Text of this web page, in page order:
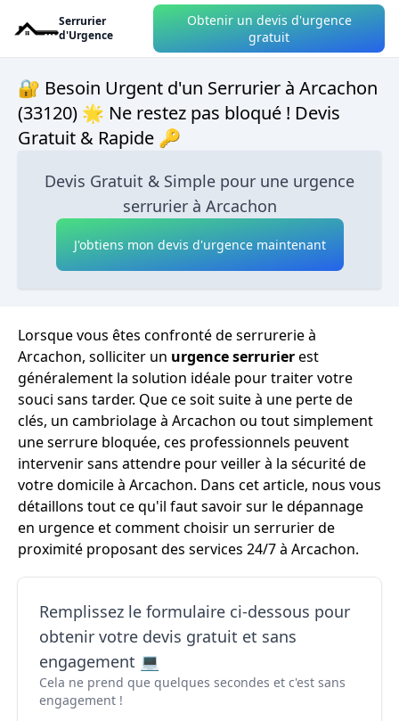
Serrurier
d'Urgence
Obtenir un devis d'urgence
gratuit
🔐 Besoin Urgent d'un Serrurier à Arcachon
(33120) 🌟 Ne restez pas bloqué ! Devis
Gratuit & Rapide 🔑
Devis Gratuit & Simple pour une urgence
serrurier à Arcachon
J'obtiens mon devis d'urgence maintenant
Lorsque vous êtes confronté de serrurerie à
Arcachon, solliciter un urgence serrurierest
généralement la solution idéale pour traiter votre
souci sans tarder. Que ce soit suite à une perte de
clés, un cambriolage à Arcachon ou tout simplement
une serrure bloquée, ces professionnels peuvent
intervenir sans attendre pour veiller à la sécurité de
votre domicile à Arcachon. Dans cet article, nous vous
détaillons tout ce qu'il faut savoir sur le dépannage
en urgence et comment choisir un serrurier de
proximité proposant des services 24/7 à Arcachon.
Remplissez le formulaire ci-dessous pour
obtenir votre devis gratuit et sans
engagement 💻
Cela ne prend que quelques secondes et c'est sans
engagement !